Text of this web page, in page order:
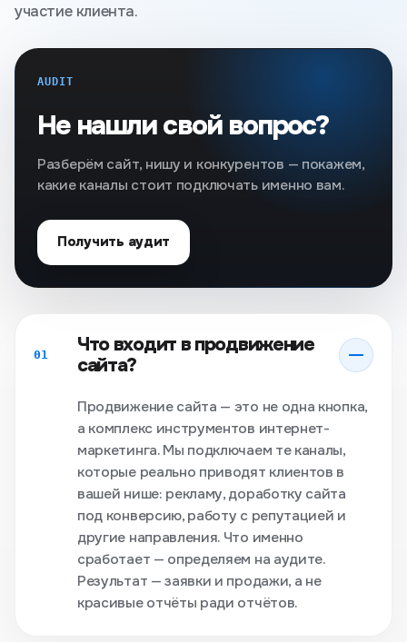
участие клиента.
AUDIT
Не нашли свой вопрос?
Разберём сайт, нишу и конкурентов — покажем,
какие каналы стоит подключать именно вам.
Получить аудит
01
Что входит в продвижение
сайта?
Продвижение сайта — это не одна кнопка,
а комплекс инструментов интернет-
маркетинга. Мы подключаем те каналы,
которые реально приводят клиентов в
вашей нише: рекламу, доработку сайта
под конверсию, работу с репутацией и
другие направления. Что именно
сработает — определяем на аудите.
Результат — заявки и продажи, а не
красивые отчёты ради отчётов.